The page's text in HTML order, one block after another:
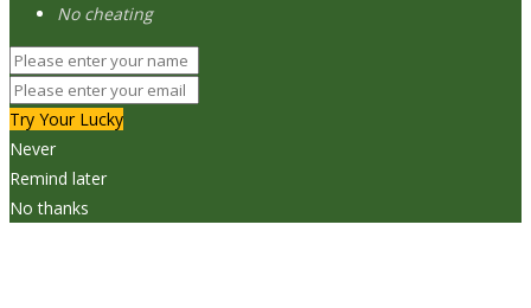
No cheating
Try Your Lucky
Never
Remind later
No thanks